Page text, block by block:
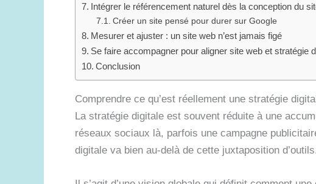
Intégrer le référencement naturel dès la conception du
Créer un site pensé pour durer sur Google
Mesurer et ajuster : un site web n’est jamais figé
Se faire accompagner pour aligner site web et stratégie
Conclusion
Comprendre ce qu’est réellement une stratégie
La stratégie digitale est souvent réduite à une
réseaux sociaux là, parfois une campagne
digitale va bien au-delà de cette juxtaposition d’outils.